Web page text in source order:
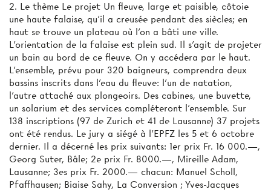
2. Le thème Le projet Un fleuve, large et paisible, côtoie
une haute falaise, qu'il a creusée pendant des siècles; en
haut se trouve un plateau où l'on a bâti une ville.
L'orientation de la falaise est plein sud. Il s'agit de projeter
un bain au bord de ce fleuve. On y accédera par le haut.
L'ensemble, prévu pour 320 baigneurs, comprendra deux
bassins inscrits dans l'eau du fleuve: l'un de natation,
l'autre attaché aux plongeoirs. Des cabines, une buvette,
un solarium et des services compléteront l'ensemble. Sur
138 inscriptions (97 de Zurich et 41 de Lausanne) 37 projets
ont été rendus. Le jury a siégé à l'EPFZ les 5 et 6 octobre
dernier. Il a décerné les prix suivants: 1er prix Fr. 16 000.—,
Georg Suter, Bâle; 2e prix Fr. 8000.—, Mireille Adam,
Lausanne; 3es prix Fr. 2000.— chacun: Manuel Scholl,
Pfaffhausen; Biaise Sahy, La Conversion ; Yves-Jacques